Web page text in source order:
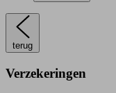
terug
Verzekeringen